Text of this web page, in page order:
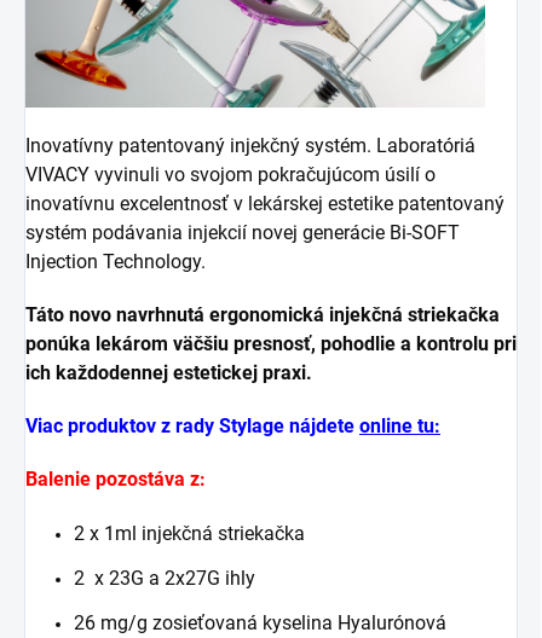
Inovatívny patentovaný injekčný systém. Laboratóriá
VIVACY vyvinuli vo svojom pokračujúcom úsilí o
inovatívnu excelentnosť v lekárskej estetike patentovaný
systém podávania injekcií novej generácie Bi-SOFT
Injection Technology.
Táto novo navrhnutá ergonomická injekčná striekačka
ponúka lekárom väčšiu presnosť, pohodlie a kontrolu pri
ich každodennej estetickej praxi.
Viac produktov z rady Stylage nájdete online tu:
Balenie pozostáva z:
2 x 1ml injekčná striekačka
2 x 23G a 2x27G ihly
26 mg/g zosieťovaná kyselina Hyalurónová